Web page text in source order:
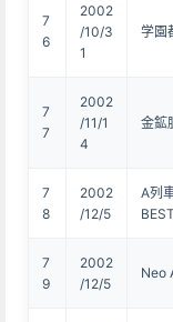
7
6
2002
/10/3
1
学園
7
7
2002
/11/1
4
金鉱
7
8
2002
/12/5
A列
7
9
2002
/12/5
Neo